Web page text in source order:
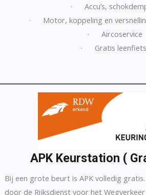
· Accu’s,
· Motor, koppeling en
· Aircoservice
· Gratis leenfiets
APK Keurstation (
Bij een grote beurt is APK volledig
door de Rijksdienst voor het